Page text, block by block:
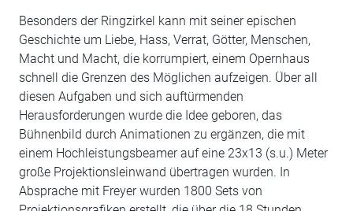
Besonders der Ringzirkel kann mit seiner epischen
Geschichte um Liebe, Hass, Verrat, Götter, Menschen,
Macht und Macht, die korrumpiert, einem Opernhaus
schnell die Grenzen des Möglichen aufzeigen. Über all
diesen Aufgaben und sich auftürmenden
Herausforderungen wurde die Idee geboren, das
Bühnenbild durch Animationen zu ergänzen, die mit
einem Hochleistungsbeamer auf eine 23x13 (s.u.) Meter
große Projektionsleinwand übertragen wurden. In
Absprache mit Freyer wurden 1800 Sets von